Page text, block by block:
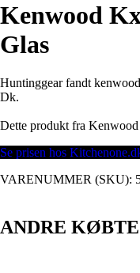
Kenwood
Glas
Huntinggear fandt
Dk.
Dette produkt fra
Se prisen hos
VARENUMMER (SKU):
ANDRE